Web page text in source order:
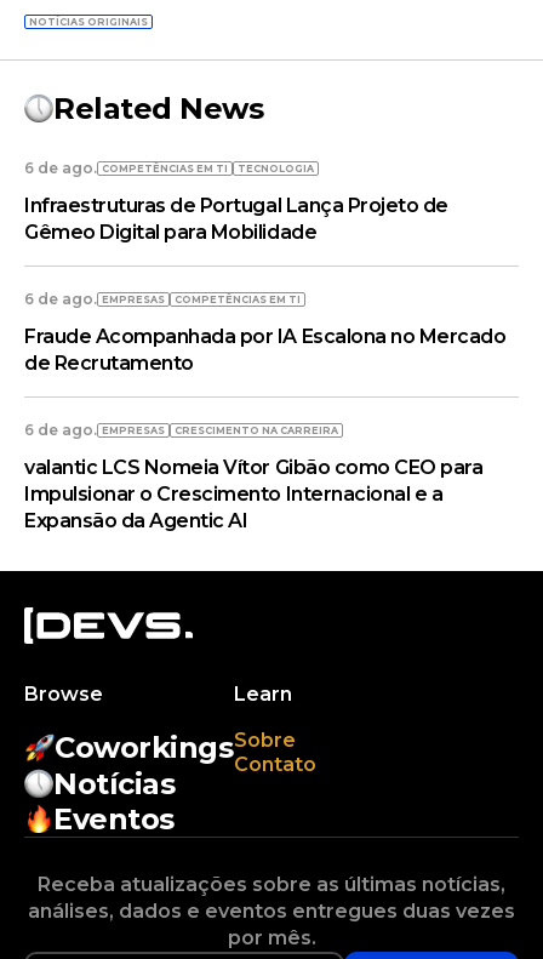
NOTÍCIAS ORIGINAIS
Related News
6 de ago. COMPETÊNCIAS EM TI TECNOLOGIA
Infraestruturas de Portugal Lança Projeto de
Gêmeo Digital para Mobilidade
6 de ago. EMPRESAS COMPETÊNCIAS EM TI
Fraude Acompanhada por IA Escalona no Mercado
de Recrutamento
6 de ago. EMPRESAS CRESCIMENTO NA CARREIRA
valantic LCS Nomeia Vítor Gibão como CEO para
Impulsionar o Crescimento Internacional e a
Expansão da Agentic AI
Browse
Coworkings
Notícias
Eventos
Learn
Sobre
Contato
Receba atualizações sobre as últimas notícias,
análises, dados e eventos entregues duas vezes
por mês.